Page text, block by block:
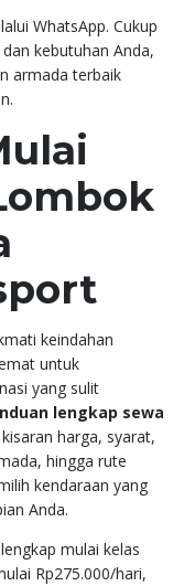
WhatsApp. Cukup
kebutuhan Anda,
armada terbaik
keindahan
untuk
yang sulit
lengkap sewa
harga, syarat,
hingga rute
kendaraan yang
Anda.
mulai kelas
Rp275.000/hari,